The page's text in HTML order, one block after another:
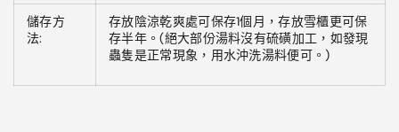
儲存方
法:
存放陰涼乾爽處可保存1個月，存放雪櫃更可保
存半年。(絕大部份湯料沒有硫磺加工，如發現
蟲隻是正常現象，用水沖洗湯料便可。)